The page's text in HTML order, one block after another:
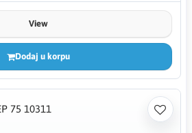
View
Dodaj u korpu